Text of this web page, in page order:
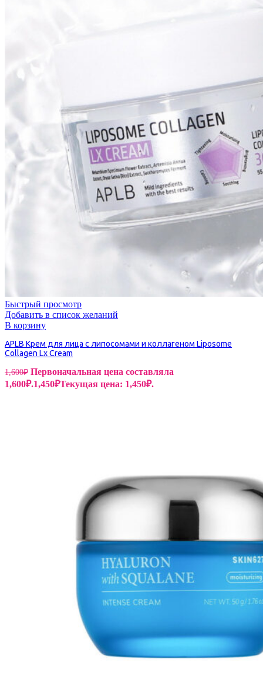
Быстрый просмотр
Добавить в список желаний
В корзину
APLB Крем для лица с липосомами и коллагеном Liposome
Collagen Lx Cream
1,600₽ Первоначальная цена составляла
1,600₽.1,450₽Текущая цена: 1,450₽.